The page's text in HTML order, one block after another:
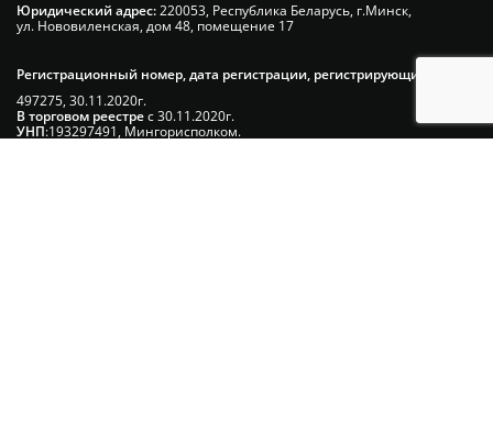
Юридический адрес:220053, Республика Беларусь, г.Минск,
ул. Нововиленская, дом 48, помещение 17
Регистрационный номер, дата регистрации, регистрирующий орган:
497275, 30.11.2020г.
В торговом реестрес 30.11.2020г.
УНП:193297491, Мингорисполком.